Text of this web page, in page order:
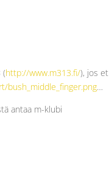
(http://www.m313.fi/), jos
bush_middle_finger.png…
antaa m-klubi